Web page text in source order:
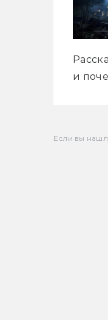
и
Если вы